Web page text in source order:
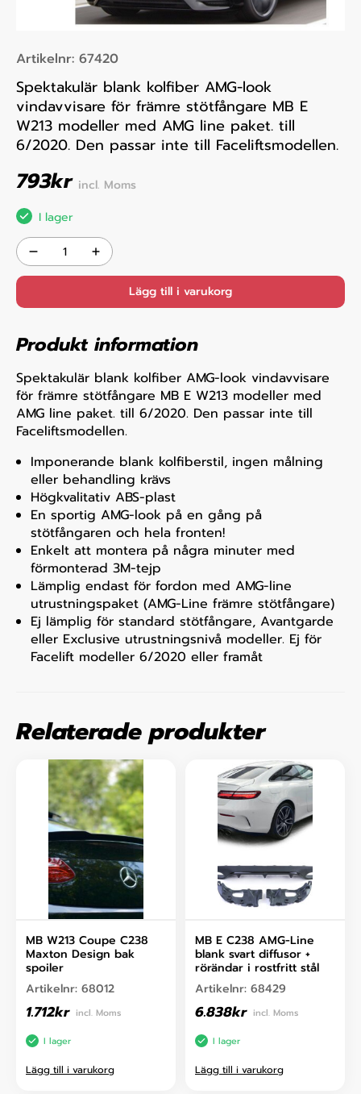
Artikelnr: 67420
Spektakulär blank kolfiber AMG-look
vindavvisare för främre stötfångare MB E
W213 modeller med AMG line paket. till
6/2020. Den passar inte till Faceliftsmodellen.
793kr incl. Moms
I lager
Lägg till i varukorg
Produkt information
Spektakulär blank kolfiber AMG-look vindavvisare
för främre stötfångare MB E W213 modeller med
AMG line paket. till 6/2020. Den passar inte till
Faceliftsmodellen.
Imponerande blank kolfiberstil, ingen målning
eller behandling krävs
Högkvalitativ ABS-plast
En sportig AMG-look på en gång på
stötfångaren och hela fronten!
Enkelt att montera på några minuter med
förmonterad 3M-tejp
Lämplig endast för fordon med AMG-line
utrustningspaket (AMG-Line främre stötfångare)
Ej lämplig för standard stötfångare, Avantgarde
eller Exclusive utrustningsnivå modeller. Ej för
Facelift modeller 6/2020 eller framåt
Relaterade produkter
MB W213 Coupe C238
Maxton Design bak
spoiler
Artikelnr: 68012
1.712kr incl. Moms
I lager
Lägg till i varukorg
MB E C238 AMG-Line
blank svart diffusor +
rörändar i rostfritt stål
Artikelnr: 68429
6.838kr incl. Moms
I lager
Lägg till i varukorg